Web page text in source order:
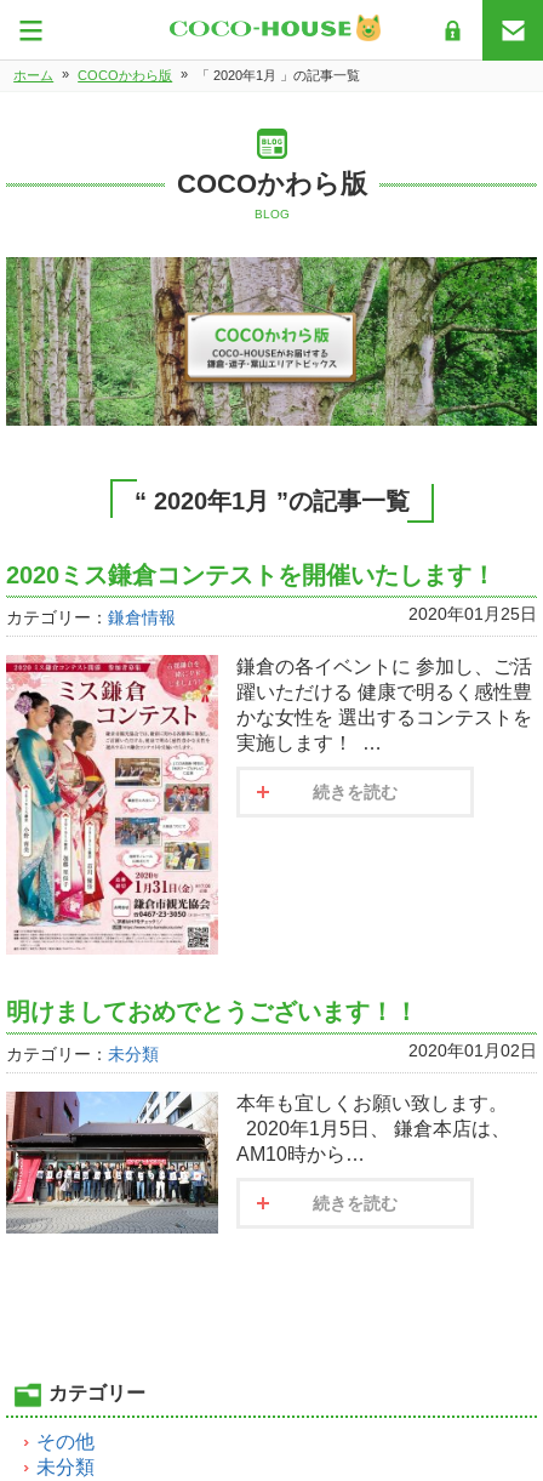
ホーム » COCOかわら版 » 「 2020年1月 」の記事一覧
COCOかわら版
BLOG
“ 2020年1月 ”の記事一覧
2020ミス鎌倉コンテストを開催いたします！
カテゴリー： 鎌倉情報 2020年01月25日
鎌倉の各イベントに 参加し、ご活
躍いただける 健康で明るく感性豊
かな女性を 選出するコンテストを
実施します！ …
続きを読む
明けましておめでとうございます！！
カテゴリー： 未分類 2020年01月02日
本年も宜しくお願い致します。
2020年1月5日、 鎌倉本店は、
AM10時から…
続きを読む
カテゴリー
その他
未分類